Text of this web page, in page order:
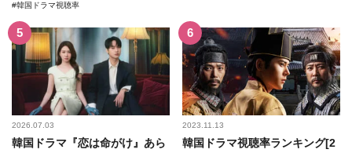
韓国ドラマ視聴率
2026.07.03
韓国ドラマ『恋は命がけ』あら
2023.11.13
韓国ドラマ視聴率ランキング[2